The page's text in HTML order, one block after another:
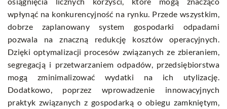
wpłynąć na konkurencyjność na rynku. Przede wszystkim,
dobrze zaplanowany system gospodarki odpadami
pozwala na znaczną redukcję kosztów operacyjnych.
Dzięki optymalizacji procesów związanych ze zbieraniem,
segregacją i przetwarzaniem odpadów, przedsiębiorstwa
mogą zminimalizować wydatki na ich utylizację.
Dodatkowo, poprzez wprowadzenie innowacyjnych
praktyk związanych z gospodarką o obiegu zamkniętym,